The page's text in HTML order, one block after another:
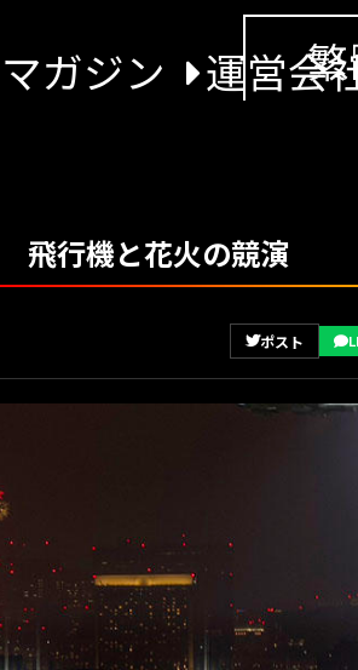
ガジン 運営会繁
飛行機と花火の競演
ポスト